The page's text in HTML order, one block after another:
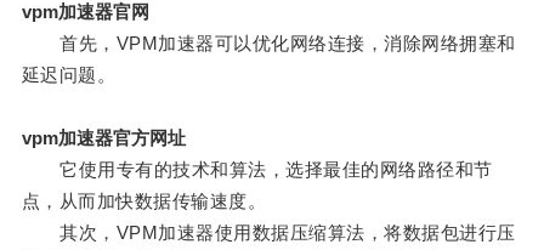
vpm加速器官网
首先，VPM加速器可以优化网络连接，消除网络拥塞和
延迟问题。
vpm加速器官方网址
它使用专有的技术和算法，选择最佳的网络路径和节
点，从而加快数据传输速度。
其次，VPM加速器使用数据压缩算法，将数据包进行压